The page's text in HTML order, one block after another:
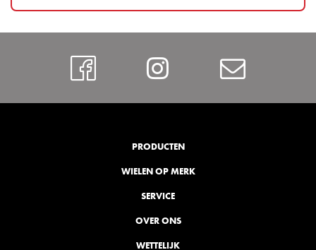
FacebookInstagram
PRODUCTEN
WIELEN OP MERK
SERVICE
OVER ONS
WETTELIJK